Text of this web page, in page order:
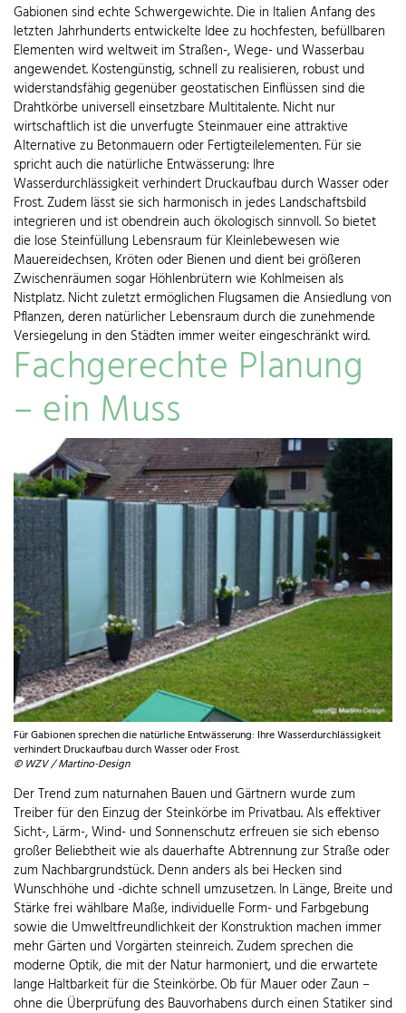
Gabionen sind echte Schwergewichte. Die in Italien Anfang des
letzten Jahrhunderts entwickelte Idee zu hochfesten, befüllbaren
Elementen wird weltweit im Straßen-, Wege- und Wasserbau
angewendet. Kostengünstig, schnell zu realisieren, robust und
widerstandsfähig gegenüber geostatischen Einflüssen sind die
Drahtkörbe universell einsetzbare Multitalente. Nicht nur
wirtschaftlich ist die unverfugte Steinmauer eine attraktive
Alternative zu Betonmauern oder Fertigteilelementen. Für sie
spricht auch die natürliche Entwässerung: Ihre
Wasserdurchlässigkeit verhindert Druckaufbau durch Wasser oder
Frost. Zudem lässt sie sich harmonisch in jedes Landschaftsbild
integrieren und ist obendrein auch ökologisch sinnvoll. So bietet
die lose Steinfüllung Lebensraum für Kleinlebewesen wie
Mauereidechsen, Kröten oder Bienen und dient bei größeren
Zwischenräumen sogar Höhlenbrütern wie Kohlmeisen als
Nistplatz. Nicht zuletzt ermöglichen Flugsamen die Ansiedlung von
Pflanzen, deren natürlicher Lebensraum durch die zunehmende
Versiegelung in den Städten immer weiter eingeschränkt wird.
Fachgerechte Planung
– ein Muss
Für Gabionen sprechen die natürliche Entwässerung: Ihre Wasserdurchlässigkeit
verhindert Druckaufbau durch Wasser oder Frost.
© WZV / Martino-Design
Der Trend zum naturnahen Bauen und Gärtnern wurde zum
Treiber für den Einzug der Steinkörbe im Privatbau. Als effektiver
Sicht-, Lärm-, Wind- und Sonnenschutz erfreuen sie sich ebenso
großer Beliebtheit wie als dauerhafte Abtrennung zur Straße oder
zum Nachbargrundstück. Denn anders als bei Hecken sind
Wunschhöhe und -dichte schnell umzusetzen. In Länge, Breite und
Stärke frei wählbare Maße, individuelle Form- und Farbgebung
sowie die Umweltfreundlichkeit der Konstruktion machen immer
mehr Gärten und Vorgärten steinreich. Zudem sprechen die
moderne Optik, die mit der Natur harmoniert, und die erwartete
lange Haltbarkeit für die Steinkörbe. Ob für Mauer oder Zaun –
ohne die Überprüfung des Bauvorhabens durch einen Statiker sind